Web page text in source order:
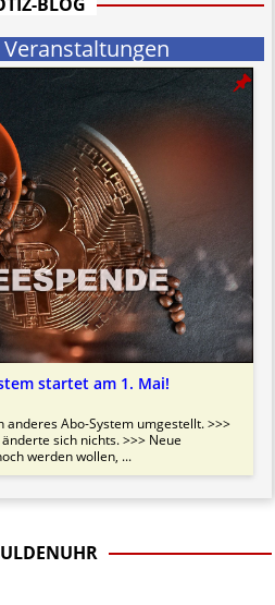
startet am 1. Mai!
anderes Abo-System umgestellt. >>>
sich nichts. >>> Neue
werden wollen, ...